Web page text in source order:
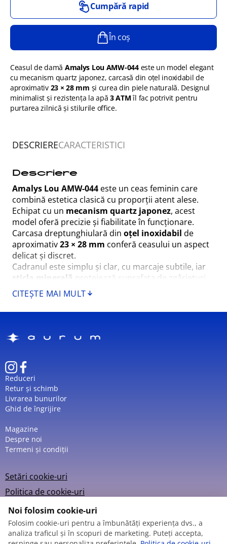
Cumpără rapid
În coș
Ceasul de damă Amalys Lou AMW-044este un model elegant
cu mecanism quartz japonez, carcasă din oțel inoxidabil de
aproximativ 23 × 28 mm și curea din piele naturală. Designul
minimalist și rezistența la apă3 ATMîl fac potrivit pentru
purtarea zilnică și stilurile office.
DESCRIERECARACTERISTICI
Descriere
Amalys Lou AMW-044 este un ceas feminin care
combină estetica clasică cu proporții atent alese.
Echipat cu un mecanism quartz japonez, acest
model oferă precizie și fiabilitate în funcționare.
Carcasa dreptunghiulară din oțel inoxidabil de
aproximativ23 × 28 mm conferă ceasului un aspect
delicat și discret.
Cadranul este simplu și clar, cu marcaje subtile, iar
sticla minerală protejează suprafața de zgârieturi
minore. Curea dinpiele naturală
maxim la purtare pe tot parcursul zilei.
Cu orezistență la apă de 3 ATM (30 m), ceasul este
potrivit pentru uzul cotidian. Combinația dintre
designul minimalist și materialele de calitate face din
pentru diverse stiluri vestimentare.
CITEȘTE MAI MULT
Reduceri
Retur și schimb
Livrarea bunurilor
Ghid de îngrijire
Magazine
Despre noi
Termeni și condiții
Setări cookie-uri
Politica de cookie-uri
© 2013 – 2026
Noi folosim cookie-uri
Folosim cookie-uri pentru a îmbunătăți experiența dvs., a
analiza traficul și în scopuri de marketing. Puteți accepta,